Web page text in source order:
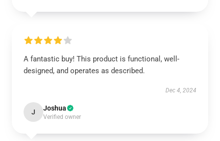
A fantastic buy! This product is functional, well-
designed, and operates as described.
Dec 4, 2024
J Joshua
Verified owner